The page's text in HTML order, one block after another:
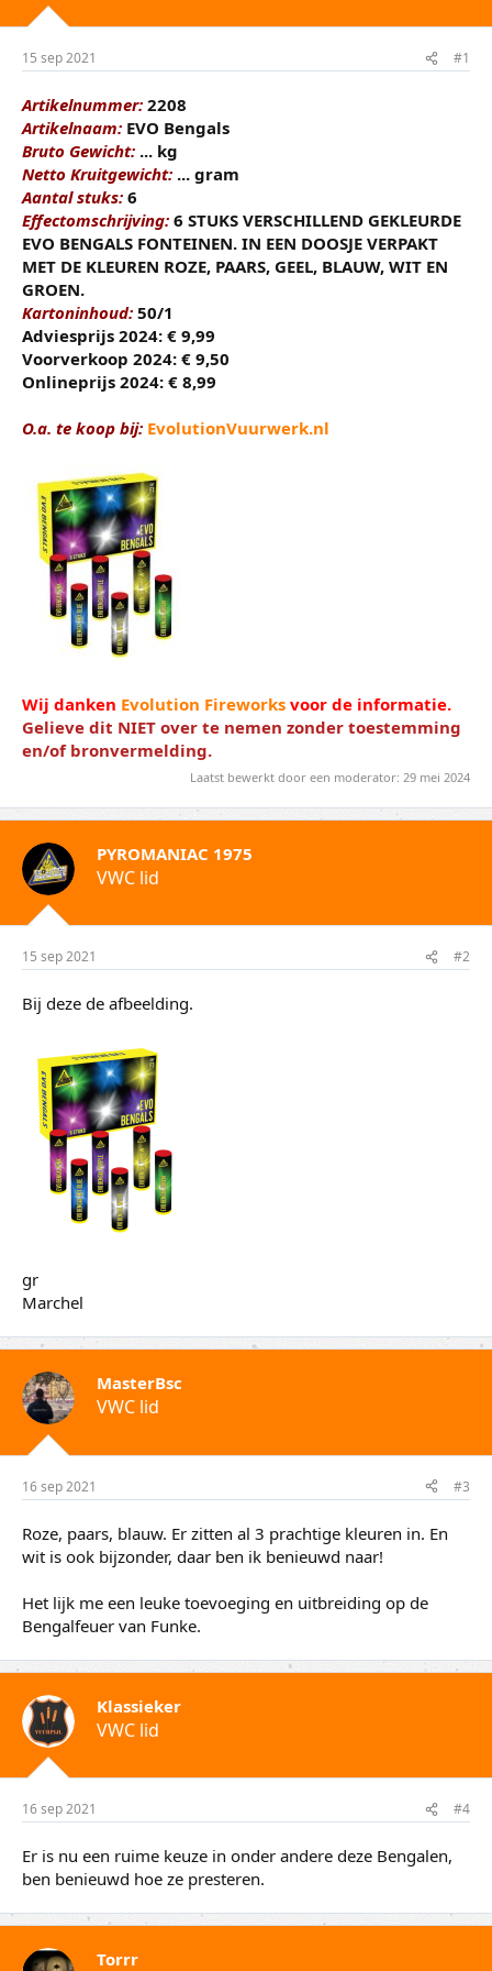
t
r
m
15 sep 2021 #1
Artikelnummer: 2208
Artikelnaam: EVO Bengals
Bruto Gewicht: ... kg
Netto Kruitgewicht: ... gram
Aantal stuks: 6
Effectomschrijving: 6 STUKS VERSCHILLEND GEKLEURDE
EVO BENGALS FONTEINEN. IN EEN DOOSJE VERPAKT
MET DE KLEUREN ROZE, PAARS, GEEL, BLAUW, WIT EN
GROEN.
Kartoninhoud: 50/1
Adviesprijs 2024: € 9,99
Voorverkoop 2024: € 9,50
Onlineprijs 2024: € 8,99
O.a. te koop bij: EvolutionVuurwerk.nl
Wij danken Evolution Fireworks voor de informatie.
Gelieve dit NIET over te nemen zonder toestemming
en/of bronvermelding.
Laatst bewerkt door een moderator: 29 mei 2024
PYROMANIAC 1975
VWC lid
15 sep 2021 #2
Bij deze de afbeelding.
gr
Marchel
MasterBsc
VWC lid
16 sep 2021 #3
Roze, paars, blauw. Er zitten al 3 prachtige kleuren in. En
wit is ook bijzonder, daar ben ik benieuwd naar!
Het lijk me een leuke toevoeging en uitbreiding op de
Bengalfeuer van Funke.
Klassieker
VWC lid
16 sep 2021 #4
Er is nu een ruime keuze in onder andere deze Bengalen,
ben benieuwd hoe ze presteren.
Torrr